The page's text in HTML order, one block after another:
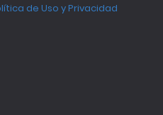
de Uso y Privacidad